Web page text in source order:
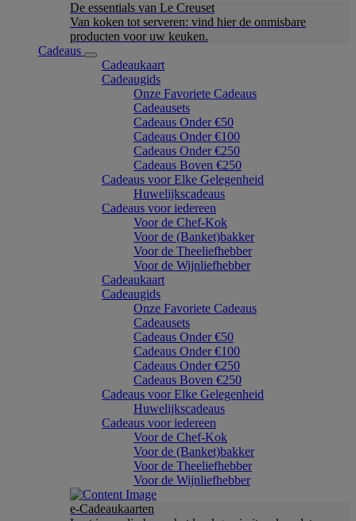
De essentials van Le Creuset
Van koken tot serveren: vind hier de onmisbare
producten voor uw keuken.
Cadeaus
Cadeaukaart
Cadeaugids
Onze Favoriete Cadeaus
Cadeausets
Cadeaus Onder €50
Cadeaus Onder €100
Cadeaus Onder €250
Cadeaus Boven €250
Cadeaus voor Elke Gelegenheid
Huwelijkscadeaus
Cadeaus voor iedereen
Voor de Chef-Kok
Voor de (Banket)bakker
Voor de Theeliefhebber
Voor de Wijnliefhebber
Cadeaukaart
Cadeaugids
Onze Favoriete Cadeaus
Cadeausets
Cadeaus Onder €50
Cadeaus Onder €100
Cadeaus Onder €250
Cadeaus Boven €250
Cadeaus voor Elke Gelegenheid
Huwelijkscadeaus
Cadeaus voor iedereen
Voor de Chef-Kok
Voor de (Banket)bakker
Voor de Theeliefhebber
Voor de Wijnliefhebber
e-Cadeaukaarten